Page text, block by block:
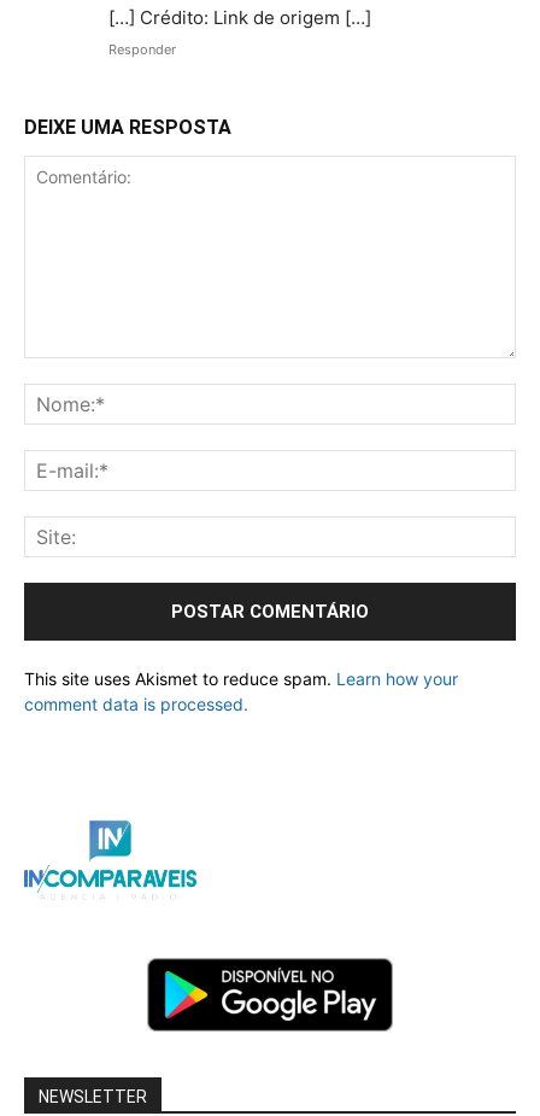
[…] Crédito: Link de origem […]
Responder
DEIXE UMA RESPOSTA
This site uses Akismet to reduce spam. Learn how your
comment data is processed.
NEWSLETTER